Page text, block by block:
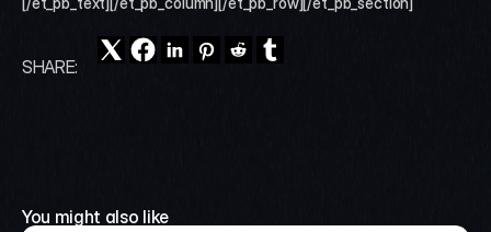
SHARE:
You might also like